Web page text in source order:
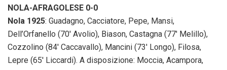
NOLA-AFRAGOLESE 0-0
Nola 1925: Guadagno, Cacciatore, Pepe, Mansi,
Dell’Orfanello (70′ Avolio), Biason, Castagna (77′ Melillo),
Cozzolino (84′ Caccavallo), Mancini (73′ Longo), Filosa,
Lepre (65′ Liccardi). A disposizione: Moccia, Acampora,